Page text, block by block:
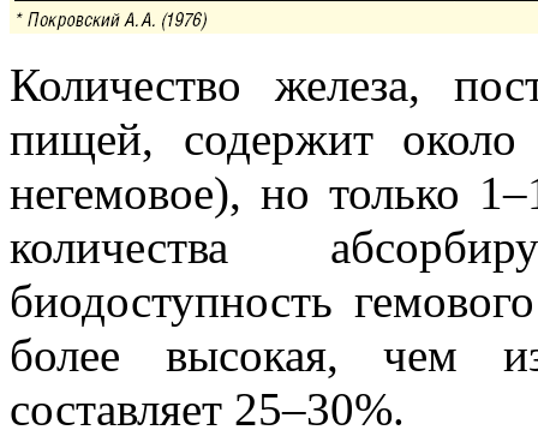
Количество железа,
пищей, содержит
негемовое), но только
количества
биодоступность
более высокая, чем
составляет 25–30%.